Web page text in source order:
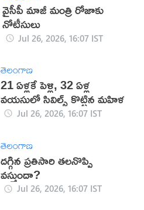
వైసీపీ మాజీ మంత్రి రోజాకు
నోటీసులు
Jul 26, 2026, 16:07 IST
తెలంగాణ
21 ఏళ్లకే పెళ్లి, 32 ఏళ్ల
వయసులో సివిల్స్ కొట్టిన మహిళ
Jul 26, 2026, 16:07 IST
తెలంగాణ
ద‌గ్గిన ప్ర‌తిసారి త‌ల‌నొప్పి
వ‌స్తుందా?
Jul 26, 2026, 16:07 IST